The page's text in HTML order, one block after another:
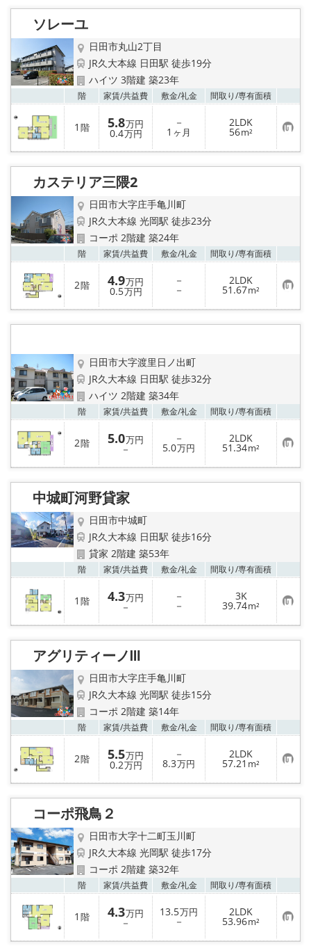
り
ソレーユ
日田市丸山2丁目
JR久大本線 日田駅 徒歩19分
ハイツ 3階建 築23年
階 家賃/共益費 敷金/礼金 間取り/専有面積
1 階 5.8万円
0.4万円
－
1 ヶ月
2LDK
56m² お
気
に
り
カステリア三隈2
日田市大字庄手亀川町
JR久大本線 光岡駅 徒歩23分
コーポ 2階建 築24年
階 家賃/共益費 敷金/礼金 間取り/専有面積
2階 4.9万円
0.5万円
－
－
2LDK
51.67m² お
気
に
り
日田市大字渡里日ノ出町
JR久大本線 日田駅 徒歩32分
ハイツ 2階建 築34年
階 家賃/共益費 敷金/礼金 間取り/専有面積
2階 5.0万円
－
－
5.0万円
2LDK
51.34m² お
気
に
り
中城町河野貸家
日田市中城町
JR久大本線 日田駅 徒歩16分
貸家 2階建 築53年
階 家賃/共益費 敷金/礼金 間取り/専有面積
1 階 4.3万円
－
－
－
3K
39.74m² お
気
に
り
アグリティーノⅢ
日田市大字庄手亀川町
JR久大本線 光岡駅 徒歩15分
コーポ 2階建 築14年
階 家賃/共益費 敷金/礼金 間取り/専有面積
2階 5.5万円
0.2万円
－
8.3万円
2LDK
57.21 m² お
気
に
り
コーポ飛鳥２
日田市大字十二町玉川町
JR久大本線 光岡駅 徒歩17分
コーポ 2階建 築32年
階 家賃/共益費 敷金/礼金 間取り/専有面積
1 階 4.3万円
－
13.5万円
－
2LDK
53.96m² お
気
に